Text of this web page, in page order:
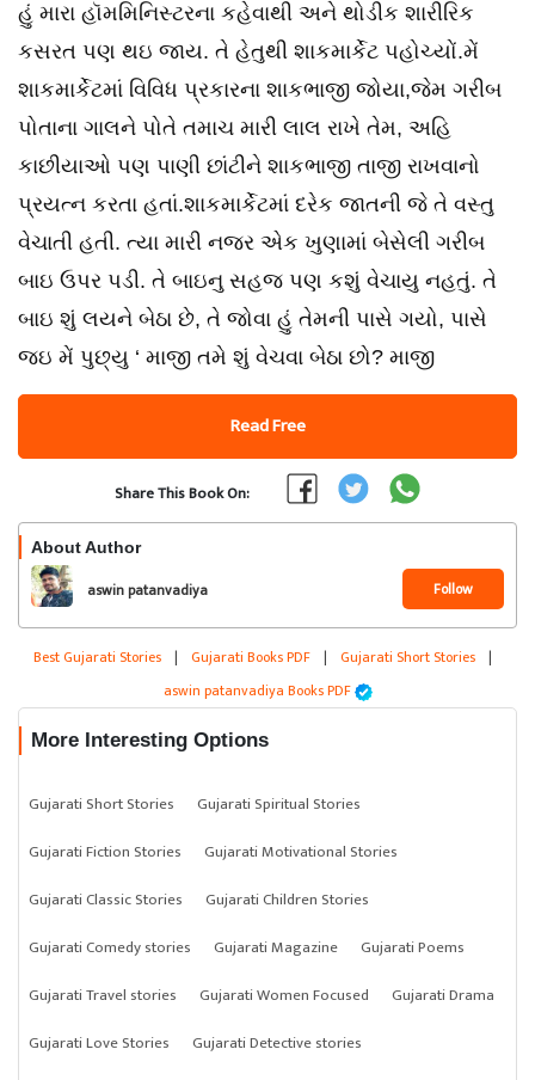
હું મારા હૉમમિનિસ્ટરના કહેવાથી અને થોડીક શારીરિક
કસરત પણ થઇ જાય. તે હેતુથી શાકમાર્કેટ પહોચ્યોં.મેં
શાકમાર્કેટમાં વિવિધ પ્રકારના શાકભાજી જોયા,જેમ ગરીબ
પોતાના ગાલને પોતે તમાચ મારી લાલ રાખે તેમ, અહિ
કાછીયાઓ પણ પાણી છાંટીને શાકભાજી તાજી રાખવાનો
પ્રયત્ન કરતા હતાં.શાકમાર્કેટમાં દરેક જાતની જે તે વસ્તુ
વેચાતી હતી. ત્યા મારી નજર એક ખુણામાં બેસેલી ગરીબ
બાઇ ઉપર પડી. તે બાઇનુ સહજ પણ કશું વેચાયુ નહતું. તે
બાઇ શું લયને બેઠા છે, તે જોવા હું તેમની પાસે ગયો, પાસે
જઇ મેં પુછ્યુ ‘ માજી તમે શું વેચવા બેઠા છો? માજી
Read Free
Share This Book On:
About Author
aswin patanvadiya Follow
Best Gujarati Stories | Gujarati Books PDF | Gujarati Short Stories |
aswin patanvadiya Books PDF
More Interesting Options
Gujarati Short Stories
Gujarati Spiritual Stories
Gujarati Fiction Stories
Gujarati Motivational Stories
Gujarati Classic Stories
Gujarati Children Stories
Gujarati Comedy stories
Gujarati Magazine
Gujarati Poems
Gujarati Travel stories
Gujarati Women Focused
Gujarati Drama
Gujarati Love Stories
Gujarati Detective stories